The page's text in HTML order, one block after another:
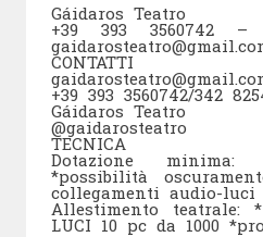
Gáidaros Teatro
+39 393 3560742 –
CONTATTI
+39 393 3560742/342
Gáidaros Teatro
@gaidarosteatro
TECNICA
Dotazione minima:
*possibilità
collegamenti audio-luci
Allestimento
LUCI 10 pc da 1000